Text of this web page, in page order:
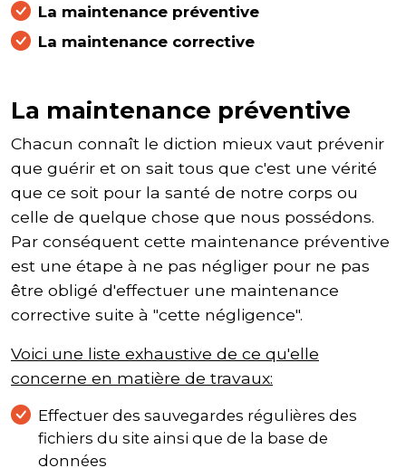
La maintenance préventive
La maintenance corrective
La maintenance préventive
Chacun connaît le diction mieux vaut prévenir
que guérir et on sait tous que c'est une vérité
que ce soit pour la santé de notre corps ou
celle de quelque chose que nous possédons.
Par conséquent cette maintenance préventive
est une étape à ne pas négliger pour ne pas
être obligé d'effectuer une maintenance
corrective suite à "cette négligence".
Voici une liste exhaustive de ce qu'elle
concerne en matière de travaux:
Effectuer des sauvegardes régulières des
fichiers du site ainsi que de la base de
données